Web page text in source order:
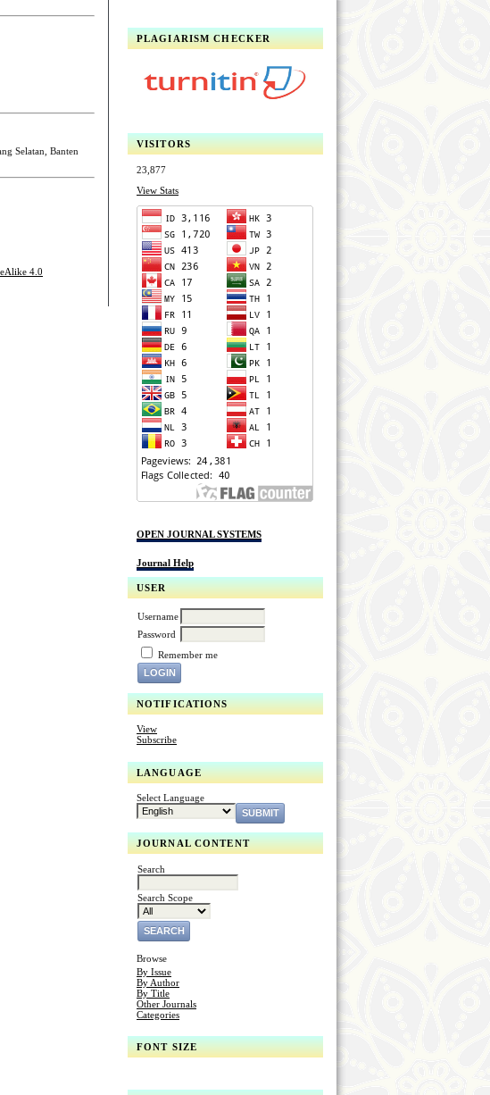
PLAGIARISM CHECKER
VISITORS
23,877
View Stats
OPEN JOURNAL SYSTEMS
Journal Help
USER
Username
Password
Remember me
NOTIFICATIONS
View
Subscribe
LANGUAGE
Select Language
JOURNAL CONTENT
Search
Search Scope
Browse
By Issue
By Author
By Title
Other Journals
Categories
FONT SIZE
Selatan, Banten
4.0